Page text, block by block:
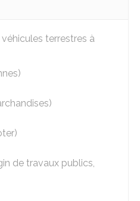
terrestres à
de travaux publics,